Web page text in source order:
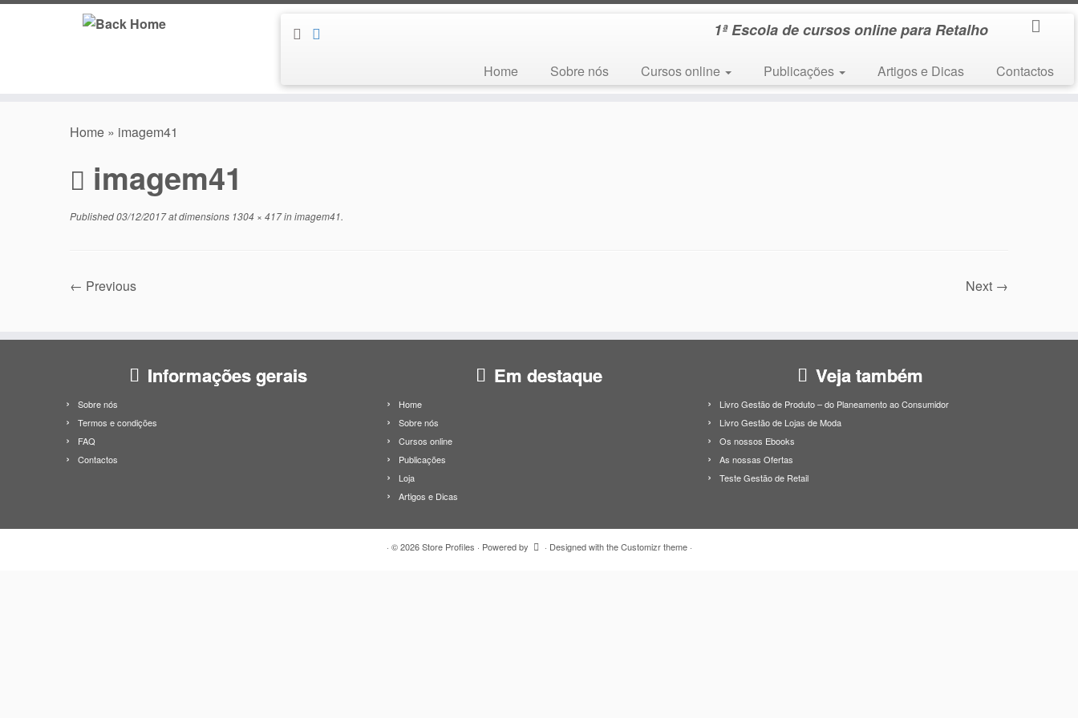
Skip
1ª Escola de cursos online para Retalho
Home Sobre nós Cursos online Publicações Artigos e Dicas Contactos
Home » imagem41
imagem41
Published03/12/2017at dimensions 1304 × 417inimagem41.
← Previous Next →
Informações gerais
Sobre nós
Termos e condições
FAQ
Contactos
Em destaque
Home
Sobre nós
Cursos online
Publicações
Loja
Artigos e Dicas
Veja também
Livro Gestão de Produto – do Planeamento ao Consumidor
Livro Gestão de Lojas de Moda
Os nossos Ebooks
As nossas Ofertas
Teste Gestão de Retail
· © 2026 Store Profiles · Powered by · Designed with theCustomizr theme·